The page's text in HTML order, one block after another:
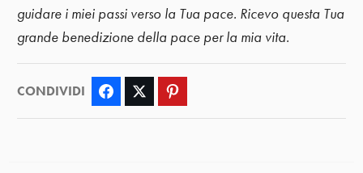
guidare i miei passi verso la Tua pace. Ricevo questa Tua
grande benedizione della pace per la mia vita.
CONDIVIDI Facebook Twitter